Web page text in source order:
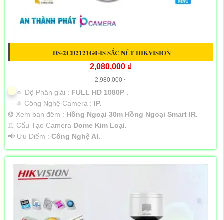
DS-2CD2121G0-IS SẮC NÉT HIKVISION
2,080,000 ₫
2,980,000 ₫
🔅 Độ Phân giải : FULL HD 1080P .
⚛️ Công Nghệ Camera : IP.
❂ Xem ban đêm : Hồng Ngoại 30m Hồng Ngoại Smart IR.
♊ Cấu Tạo Camera Dome Kim Loại.
️📢 Ưu Điểm : Công Nghệ AI.